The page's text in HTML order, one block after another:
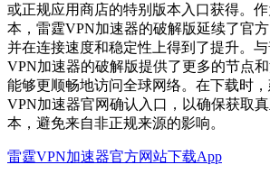
或正规应用商店的特别版本入口获得。
本，雷霆VPN加速器的破解版延续了官方
并在连接速度和稳定性上得到了提升。
VPN加速器的破解版提供了更多的节点
能够更顺畅地访问全球网络。在下载时
VPN加速器官网确认入口，以确保获取
本，避免来自非正规来源的影响。
雷霆VPN加速器官方网站下载App